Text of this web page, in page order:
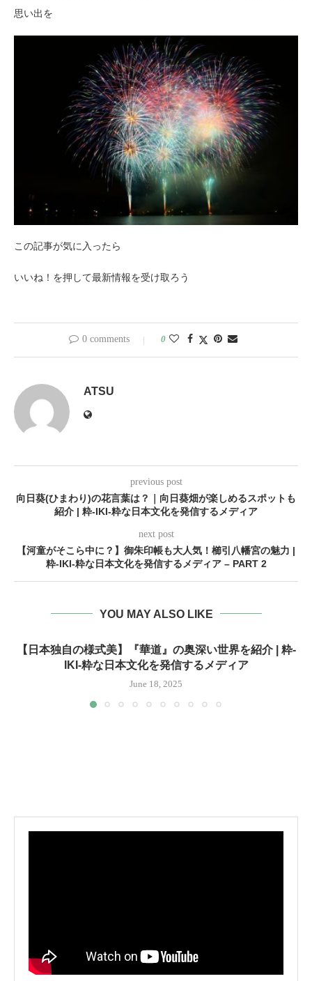
思い出を
この記事が気に入ったら
いいね！を押して最新情報を受け取ろう
0 comments 0
ATSU
previous post
向日葵(ひまわり)の花言葉は？｜向日葵畑が楽しめるスポットも
紹介 | 粋-IKI-粋な日本文化を発信するメディア
next post
【河童がそこら中に？】御朱印帳も大人気！櫛引八幡宮の魅力 |
粋-IKI-粋な日本文化を発信するメディア – PART 2
YOU MAY ALSO LIKE
【日本独自の様式美】『華道』の奥深い世界を紹介 | 粋-
IKI-粋な日本文化を発信するメディア
June 18, 2025